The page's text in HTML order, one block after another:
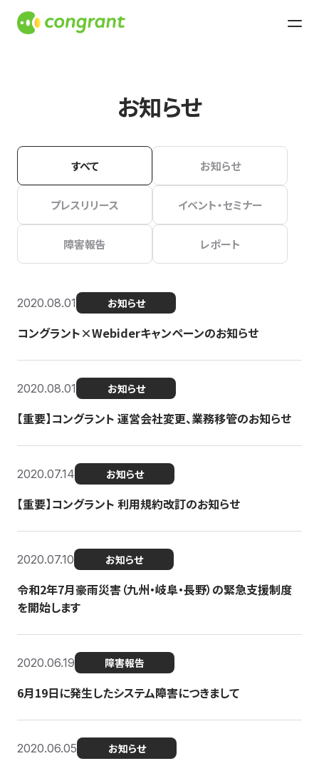
お知らせ
すべて お知らせ
プレスリリース イベント・セミナー
障害報告 レポート
2020.08.01 お知らせ
コングラント×Webiderキャンペーンのお知らせ
2020.08.01 お知らせ
【重要】コングラント 運営会社変更、業務移管のお知らせ
2020.07.14 お知らせ
【重要】コングラント 利用規約改訂のお知らせ
2020.07.10 お知らせ
令和2年7月豪雨災害（九州・岐阜・長野）の緊急支援制度
を開始します
2020.06.19 障害報告
6月19日に発生したシステム障害につきまして
2020.06.05 お知らせ